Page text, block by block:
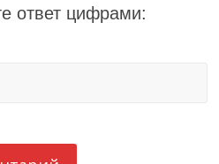
ответ цифрами: